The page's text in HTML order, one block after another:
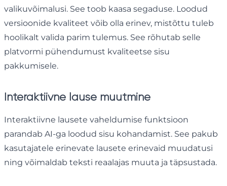
valikuvõimalusi. See toob kaasa segaduse. Loodud
versioonide kvaliteet võib olla erinev, mistõttu tuleb
hoolikalt valida parim tulemus. See rõhutab selle
platvormi pühendumust kvaliteetse sisu
pakkumisele.
Interaktiivne lause muutmine
Interaktiivne lausete vaheldumise funktsioon
parandab AI-ga loodud sisu kohandamist. See pakub
kasutajatele erinevate lausete erinevaid muudatusi
ning võimaldab teksti reaalajas muuta ja täpsustada.